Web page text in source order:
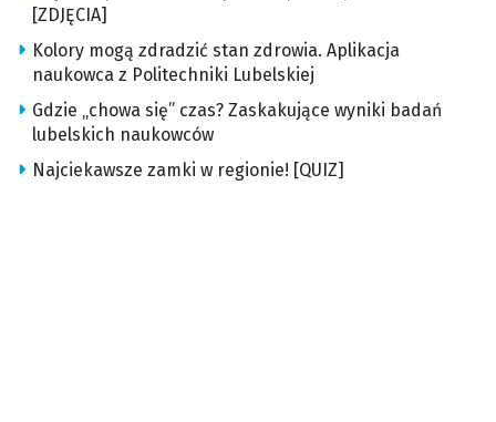
[ZDJĘCIA]
Kolory mogą zdradzić stan zdrowia. Aplikacja
naukowca z Politechniki Lubelskiej
Gdzie „chowa się” czas? Zaskakujące wyniki badań
lubelskich naukowców
Najciekawsze zamki w regionie! [QUIZ]